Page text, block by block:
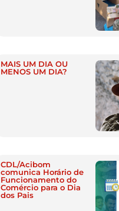
MAIS UM DIA OU
MENOS UM DIA?
CDL/Acibom
comunica Horário de
Funcionamento do
Comércio para o Dia
dos Pais